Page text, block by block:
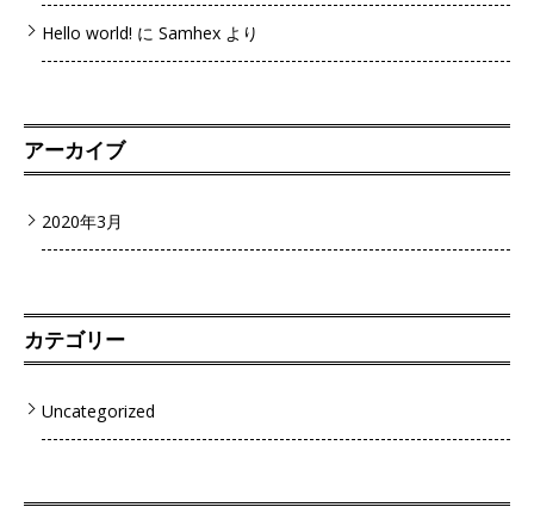
Hello world! に Samhex より
アーカイブ
2020年3月
カテゴリー
Uncategorized